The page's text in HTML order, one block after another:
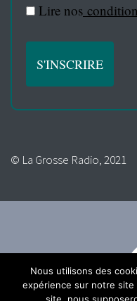
Lire nos
© La Grosse Radio, 2021
Nous utilisons des
expérience sur notre